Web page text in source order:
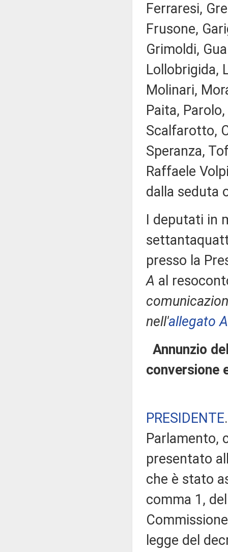
Ferraresi,
Frusone,
Grimoldi,
Lollobrigida,
Molinari,
Paita,
Scalfarotto,
Speranza,
Raffaele
dalla seduta
I deputati in
presso la
A al
nell'allegato A
Annunzio
conversione
PRESIDENTE
Parlamento,
presentato
che è stato
comma 1,
legge del